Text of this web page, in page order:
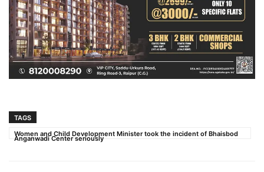
TAGS
Women and Child Development Minister took the incident of Bhaisbod
Anganwadi Center seriously